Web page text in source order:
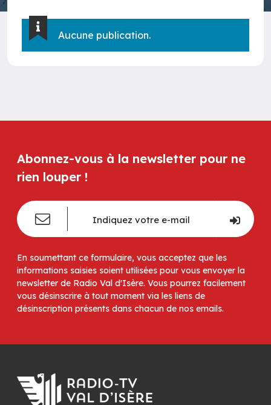
Aucune publication.
Abonnez-vous à la newsletter pour ne
rien louper !
En soumettant ce formulaire, vous acceptez que les
informations saisies soient utilisées pour vous envoyer la
newsletter de Radio Val d'Isère. Vous pourrez facilement
vous désinscrire à tout moment via les liens de
désinscription présents dans chacun de nos emails.